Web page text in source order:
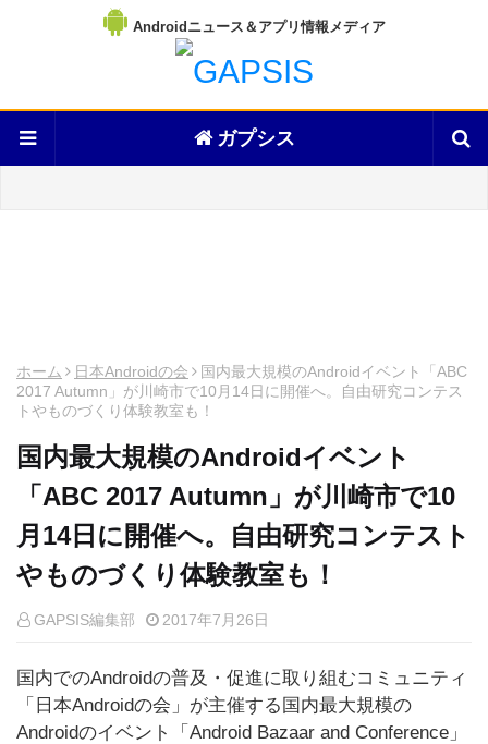
Androidニュース＆アプリ情報メディア
ガプシス
ホーム 日本Androidの会
国内最大規模のAndroidイベント「ABC
2017 Autumn」が川崎市で10月14日に開催へ。自由研究コンテス
トやものづくり体験教室も！
国内最大規模のAndroidイベント
「ABC 2017 Autumn」が川崎市で10
月14日に開催へ。自由研究コンテスト
やものづくり体験教室も！
GAPSIS編集部 2017年7月26日
国内でのAndroidの普及・促進に取り組むコミュニティ
「日本Androidの会」が主催する国内最大規模の
Androidのイベント「Android Bazaar and Conference」